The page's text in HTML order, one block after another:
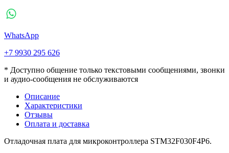
WhatsApp
+7 9930 295 626
* Доступно общение только текстовыми сообщениями, звонки
и аудио-сообщения не обслуживаются
Описание
Характеристики
Отзывы
Оплата и доставка
Отладочная плата для микроконтроллера STM32F030F4P6.